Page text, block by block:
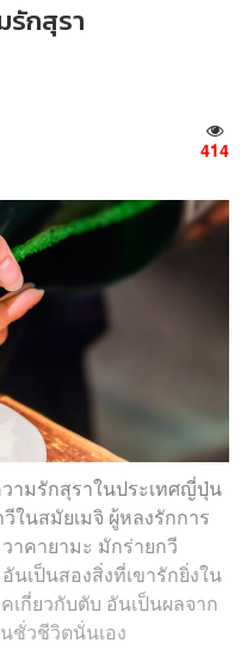
รักสุรา
414
ามรักสุราในประเทศญี่ปุ่น
ในสมัยเมจิ ผู้หลงรักการ
าคายามะ มักร่ายกวี
นเป็นสองสิ่งที่เขารักยิ่งใน
กี่ยวกับตับ อันเป็นผลจาก
ชั่วชีวิตนั่นเอง